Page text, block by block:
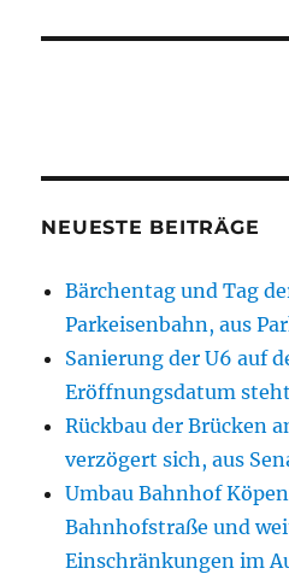
NEUESTE BEITRÄGE
Bärchentag und Tag
Parkeisenbahn, aus
Sanierung der U6 auf
Eröffnungsdatum
Rückbau der Brücken
verzögert sich, aus
Umbau Bahnhof
Bahnhofstraße und
Einschränkungen im